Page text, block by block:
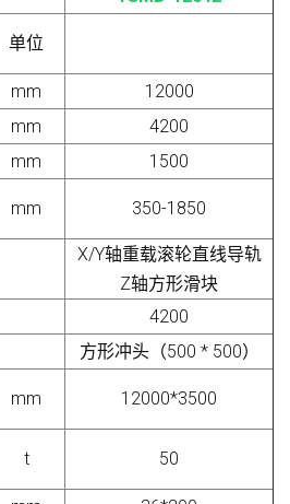
单位
mm
12000
mm
4200
mm
1500
mm 350-1850
X/Y轴重载滚轮直线导轨
Z轴方形滑块
4200
方形冲头（500 * 500）
mm 12000*3500
t 50